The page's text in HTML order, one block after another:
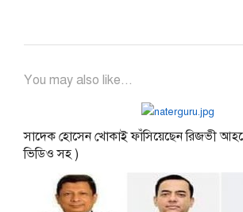
You may also like...
সাদেক হোসেন খোকাই ফাঁসিয়েছেন রিজভী
ভিডিও সহ )